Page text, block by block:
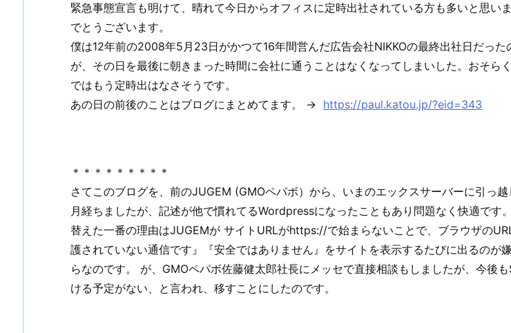
緊急事態宣言も明けて、 晴れて今日からオフィスに定時出社されている方も多いと思い
でとうございます。
僕は12年前の2008年5月23日がかつて16年間営んだ広告会社NIKKOの最終出社日だった
が、 その日を最後に朝きまった時間に会社に通うことはなくなってしま いした。おそら
ではもう定時出はなさそうです。
あの日の前後のことはブログにまとめてます。 → https://paul.katou.jp/?eid=343
＊＊＊＊＊＊＊＊＊
さてこのブログを、前のJUGEM (GMOペパボ）から、いまのエックスサーバーに引っ越
月経ちましたが、記述が他で慣れてるWordpressになったこともあり問題なく快適です。
替えた一番の理由はJUGEMが サイトURLがhttps://で始まらないことで、ブラウザの
護されていない通信です』『安全ではありません』をサイトを表示するたびに出るのが
らなのです。 が、GMOペパボ佐藤健太郎社長にメッセで直接相談もしましたが、今後も
ける予定がない、と言われ、移すことにしたのです。